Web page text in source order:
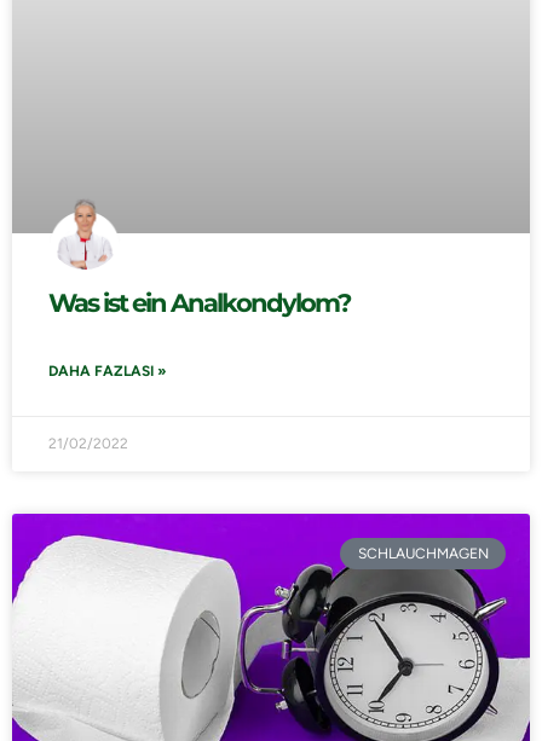
Was ist ein Analkondylom?
DAHA FAZLASI »
21/02/2022
SCHLAUCHMAGEN